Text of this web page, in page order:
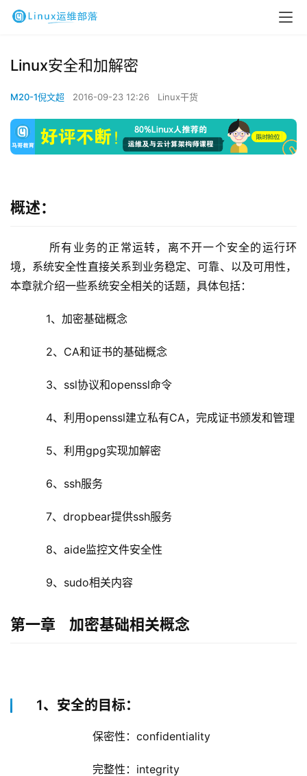
Linux安全和加解密
M20-1倪文超 2016-09-23 12:26 Linux干货
概述：
所有业务的正常运转，离不开一个安全的运行环
境，系统安全性直接关系到业务稳定、可靠、以及可用性，
本章就介绍一些系统安全相关的话题，具体包括：
1、加密基础概念
2、CA和证书的基础概念
3、ssl协议和openssl命令
4、利用openssl建立私有CA，完成证书颁发和管理
5、利用gpg实现加解密
6、ssh服务
7、dropbear提供ssh服务
8、aide监控文件安全性
9、sudo相关内容
第一章 加密基础相关概念
1、安全的目标：
		        保密性：confidentiality
		        完整性：integrity